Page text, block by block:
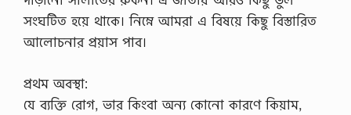
সংঘটিত হয়ে থাকে। নিম্নে আমরা এ বিষয়ে কিছু বিস্তারিত
আলোচনার প্রয়াস পাব।
প্রথম অবস্থা:
যে ব্যক্তি রোগ, ভার কিংবা অন্য কোনো কারণে কিয়াম,